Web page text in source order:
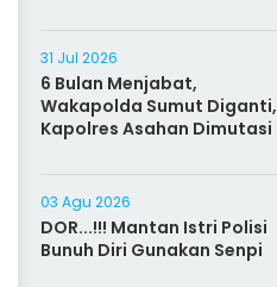
31 Jul 2026
6 Bulan Menjabat,
Wakapolda Sumut Diganti,
Kapolres Asahan Dimutasi
03 Agu 2026
DOR...!!! Mantan Istri Polisi
Bunuh Diri Gunakan Senpi